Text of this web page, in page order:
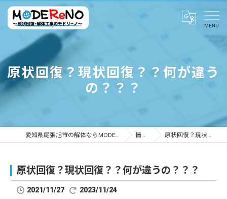
原状回復？現状回復？？何が違う
の？？？
愛知県尾張旭市の解体ならMODEReNO ～原状回復・解体工事のモドリーノ～ 情報ブログ 原状回復？現状回復？？何が違うの？？？
原状回復？現状回復？？何が違うの？？？
2021/11/27 2023/11/24